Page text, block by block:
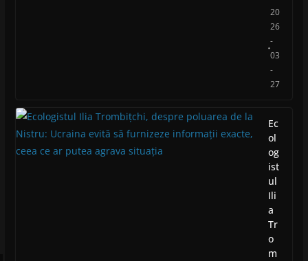
20
26
-
03
-
27
Ec
ol
og
ist
ul
Ili
a
Tr
o
m